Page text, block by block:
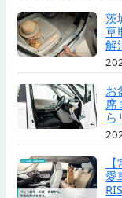
茨
草
解
お
席
ら
愛